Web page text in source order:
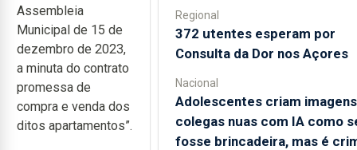
Assembleia
Municipal de 15 de
dezembro de 2023,
a minuta do contrato
promessa de
compra e venda dos
ditos apartamentos”.
Regional
372 utentes esperam por
Consulta da Dor nos Açores
Nacional
Adolescentes criam
colegas nuas com IA como
fosse brincadeira, mas é